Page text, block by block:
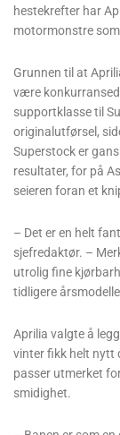
hestekrefter har
motormonstre
Grunnen til at
være
supportklasse til
originalutførsel,
Superstock er
resultater, for på
seieren foran et
– Det er en helt
sjefredaktør. –
utrolig fine
tidligere
Aprilia valgte å
vinter fikk helt nytt
passer utmerket
smidighet.